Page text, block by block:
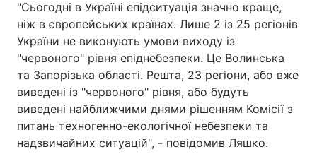
"Сьогодні в Україні епідситуація значно краще,
ніж в європейських країнах. Лише 2 із 25 регіонів
України не виконують умови виходу із
"червоного" рівня епіднебезпеки. Це Волинська
та Запорізька області. Решта, 23 регіони, або вже
виведені із "червоного" рівня, або будуть
виведені найближчими днями рішенням Комісії з
питань техногенно-екологічної небезпеки та
надзвичайних ситуацій", - повідомив Ляшко.